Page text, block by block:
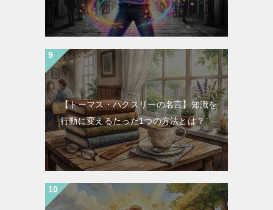
【トーマス・ハクスリーの名言】知識を
行動に変えるたった1つの方法とは？